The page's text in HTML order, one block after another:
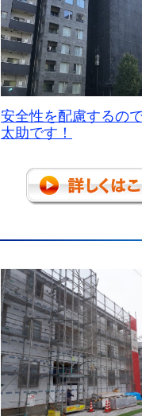
安全性を配慮するの
太助です！